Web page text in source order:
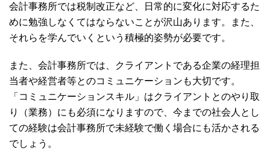
会計事務所では税制改正など、日常的に変化に対応するた
めに勉強しなくてはならないことが沢山あります。また、
それらを学んでいくという積極的姿勢が必要です。
また、会計事務所では、クライアントである企業の経理担
当者や経営者等とのコミュニケーションも大切です。
「コミュニケーションスキル」はクライアントとのやり取
り（業務）にも必須になりますので、今までの社会人とし
ての経験は会計事務所で未経験で働く場合にも活かされる
でしょう。